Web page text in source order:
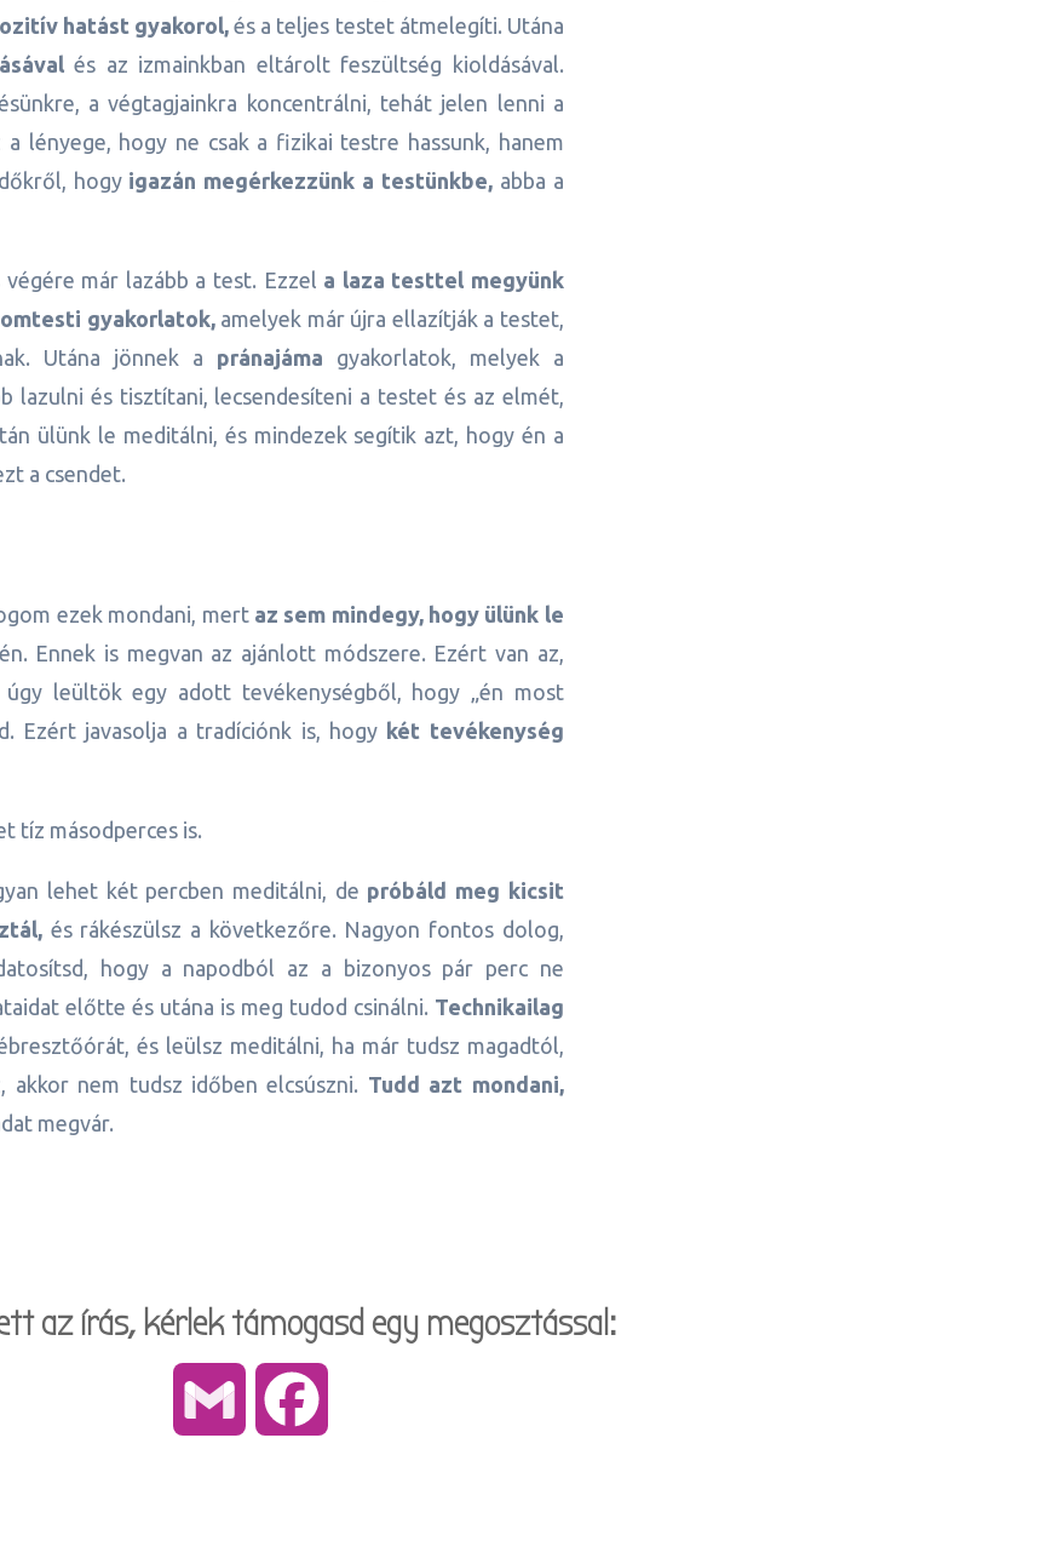
hatást gyakorol, és a teljes testet átmelegíti. Utána
és az izmainkban eltárolt feszültség kioldásával.
a végtagjainkra koncentrálni, tehát jelen lenni a
lényege, hogy ne csak a fizikai testre hassunk, hanem
hogy igazán megérkezzünk a testünkbe, abba a
már lazább a test. Ezzel a laza testtel megyünk
gyakorlatok,amelyek már újra ellazítják a testet,
Utána jönnek a pránajáma gyakorlatok, melyek a
lazulni és tisztítani, lecsendesíteni a testet és az elmét,
ülünk le meditálni, és mindezek segítik azt, hogy én a
a csendet.
ezek mondani, mert az sem mindegy, hogy ülünk le
Ennek is megvan az ajánlott módszere. Ezért van az,
leültök egy adott tevékenységből, hogy „én most
Ezért javasolja a tradíciónk is, hogy két tevékenység
tíz másodperces is.
lehet két percben meditálni, de próbáld meg kicsit
és rákészülsz a következőre. Nagyon fontos dolog,
hogy a napodból az a bizonyos pár perc ne
előtte és utána is meg tudod csinálni. Technikailag
és leülsz meditálni, ha már tudsz magadtól,
nem tudsz időben elcsúszni. Tudd azt mondani,
megvár.
az írás, kérlek támogasd egy megosztással:
Gmail